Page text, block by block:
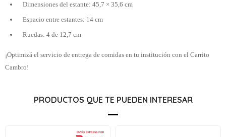
Dimensiones del estante: 45,7 × 35,6 cm
Espacio entre estantes: 14 cm
Ruedas: 4 de 12,7 cm
¡Optimizá el servicio de entrega de comidas en tu institución con el Carrito
Cambro!
PRODUCTOS QUE TE PUEDEN INTERESAR